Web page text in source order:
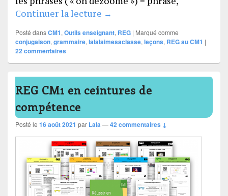
Continuer la lecture Leçons REG CM1-CM2
→
Posté dansCM1, Outils enseignant, REG | Marqué comme
conjugaison, grammaire, lalalaimesaclasse, leçons, REG au CM1 |
22 commentaires
REG CM1 en ceintures de
compétence
Posté le 16 août 2021 par Lala —42 commentaires ↓